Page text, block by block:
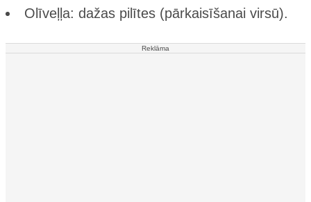
Olīveļļa: dažas pilītes (pārkaisīšanai virsū).
Reklāma